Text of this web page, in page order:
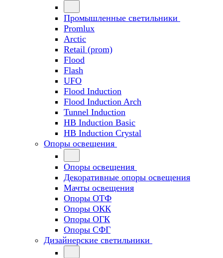
Промышленные светильники
Promlux
Arctic
Retail (prom)
Flood
Flash
UFO
Flood Induction
Flood Induction Arch
Tunnel Induction
HB Induction Basic
HB Induction Crystal
Опоры освещения
Опоры освещения
Декоративные опоры освещения
Мачты освещения
Опоры ОТФ
Опоры ОКК
Опоры ОГК
Опоры СФГ
Дизайнерские светильники